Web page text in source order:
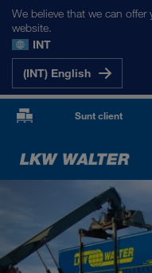
We believe that we can
website.
INT
(INT) English
Sunt client
PRODUSE ȘI SERVICII
Transport rutier